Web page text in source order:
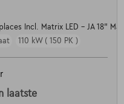
Incl. Matrix LED - JA 18"
110 kW ( 150 PK )
laatste